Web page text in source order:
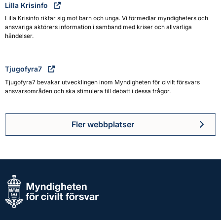
Lilla Krisinfo
Lilla Krisinfo riktar sig mot barn och unga. Vi förmedlar myndigheters och
ansvariga aktörers information i samband med kriser och allvarliga
händelser.
Tjugofyra7
Tjugofyra7 bevakar utvecklingen inom Myndigheten för civilt försvars
ansvarsområden och ska stimulera till debatt i dessa frågor.
Fler webbplatser